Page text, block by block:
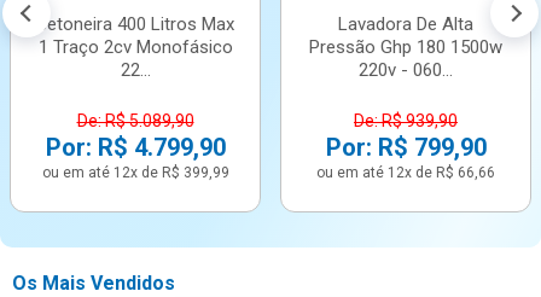
Betoneira 400 Litros Max
1 Traço 2cv Monofásico
22...
De: R$ 5.089,90
Por: R$ 4.799,90
ou em até 12x de R$ 399,99
Lavadora De Alta
Pressão Ghp 180 1500w
220v - 060...
De: R$ 939,90
Por: R$ 799,90
ou em até 12x de R$ 66,66
Os Mais Vendidos